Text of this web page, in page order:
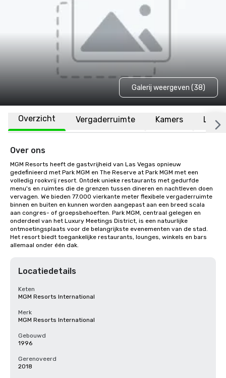
Galerij weergeven (38)
Overzicht Vergaderruimte Kamers
Over ons
MGM Resorts heeft de gastvrijheid van Las Vegas opnieuw
gedefinieerd met Park MGM en The Reserve at Park MGM met een
volledig rookvrij resort. Ontdek unieke restaurants met gedurfde
menu's en ruimtes die de grenzen tussen dineren en nachtleven doen
vervagen. We bieden 77.000 vierkante meter flexibele vergaderruimte
binnen en buiten en kunnen worden aangepast aan een breed scala
aan congres- of groepsbehoeften. Park MGM, centraal gelegen en
onderdeel van het Luxury Meetings District, is een natuurlijke
ontmoetingsplaats voor de belangrijkste evenementen van de stad.
Het resort biedt toegankelijke restaurants, lounges, winkels en bars
allemaal onder één dak.
Locatiedetails
Keten
MGM Resorts International
Merk
MGM Resorts International
Gebouwd
1996
Gerenoveerd
2018